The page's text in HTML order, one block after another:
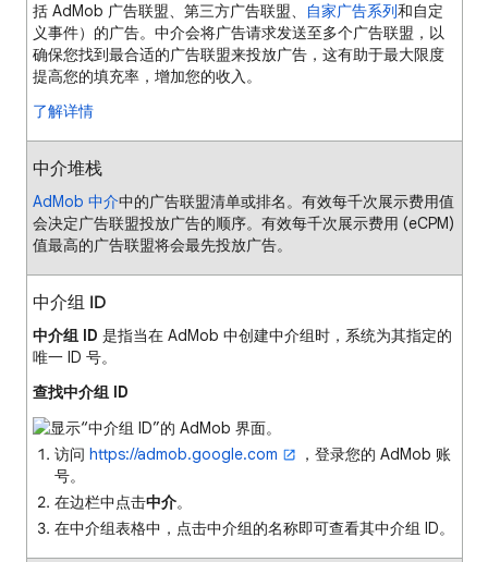
括 AdMob 广告联盟、第三方广告联盟、
自家广告系列和自定
义事件）的广告。中介会将广告请求发送至多个广告联盟，以
确保您找到最合适的广告联盟来投放广告，这有助于最大限度
提高您的填充率，增加您的收入。
了解详情
中介堆栈
AdMob 中介中的广告联盟清单或排名。有效每千次展示费用值
会决定广告联盟投放广告的顺序。有效每千次展示费用 (eCPM)
值最高的广告联盟将会最先投放广告。
中介组 ID
中介组 ID 是指当在 AdMob 中创建中介组时，系统为其指定的
唯一 ID 号。
查找中介组 ID
访问 https://admob.google.com
，登录您的 AdMob 账
号。
在边栏中点击中介。
在中介组表格中，点击中介组的名称即可查看其中介组 ID。